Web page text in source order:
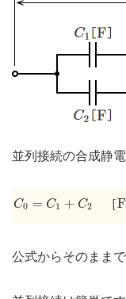
並列接続の合成静
C0 = C1 + C2
C0 1+ C ［F
F
公式からそのまま